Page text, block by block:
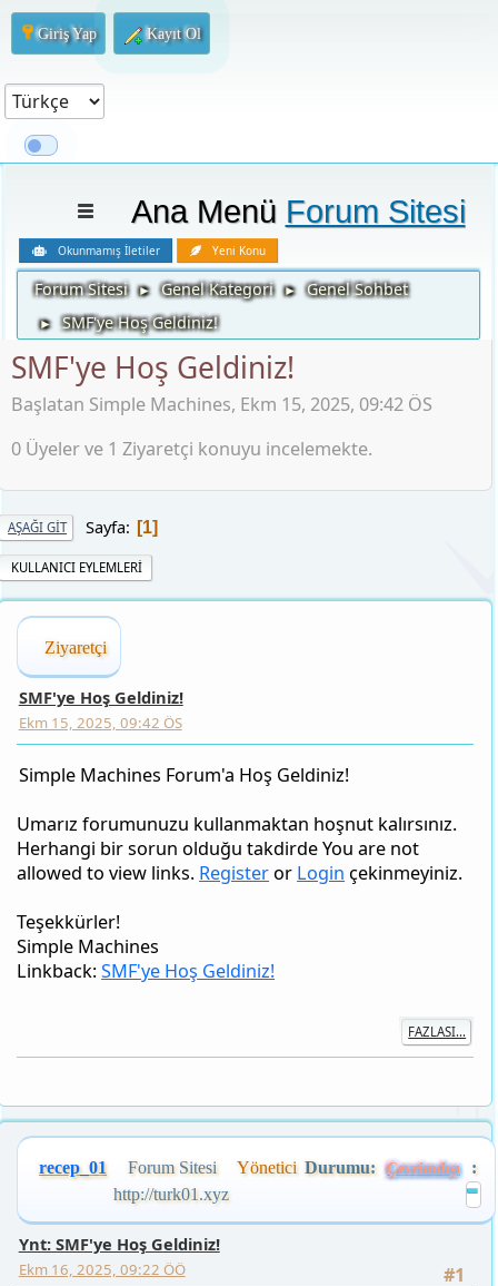
Giriş Yap Kayıt Ol
Ana Menü Forum Sitesi
Okunmamış İletiler Yeni Konu
Forum Sitesi ► Genel Kategori ► Genel Sohbet
► SMF'ye Hoş Geldiniz!
SMF'ye Hoş Geldiniz!
Başlatan Simple Machines, Ekm 15, 2025, 09:42 ÖS
0 Üyeler ve 1 Ziyaretçi konuyu incelemekte.
AŞAĞI GIT Sayfa 1
KULLANICI EYLEMLERI
Ziyaretçi
SMF'ye Hoş Geldiniz!
Ekm 15, 2025, 09:42 ÖS
Simple Machines Forum'a Hoş Geldiniz!
Umarız forumunuzu kullanmaktan hoşnut kalırsınız.
Herhangi bir sorun olduğu takdirde You are not
allowed to view links.Registeror Loginçekinmeyiniz.
Simple Machines
Linkback:SMF'ye Hoş Geldiniz!
FAZLASI...
http://turk01.xyz
Ynt: SMF'ye Hoş Geldiniz!
Ekm 16, 2025, 09:22 ÖÖ